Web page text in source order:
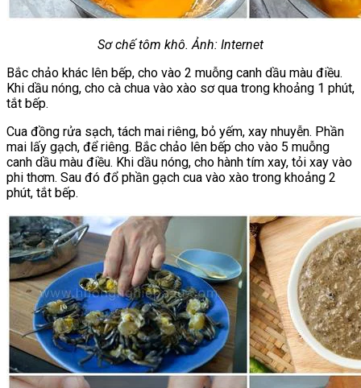
Sơ chế tôm khô. Ảnh: Internet
Bắc chảo khác lên bếp, cho vào 2 muỗng canh dầu màu điều.
Khi dầu nóng, cho cà chua vào xào sơ qua trong khoảng 1 phút,
tắt bếp.
Cua đồng rửa sạch, tách mai riêng, bỏ yếm, xay nhuyễn. Phần
mai lấy gạch, để riêng. Bắc chảo lên bếp cho vào 5 muỗng
canh dầu màu điều. Khi dầu nóng, cho hành tím xay, tỏi xay vào
phi thơm. Sau đó đổ phần gạch cua vào xào trong khoảng 2
phút, tắt bếp.